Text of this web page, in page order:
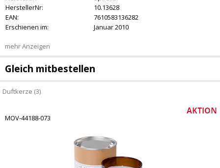
HerstellerNr:
10.13628
EAN:
7610583136282
Erschienen im:
Januar 2010
mehr Anzeigen
Gleich mitbestellen
Duftkerze (3)
MOV-44188-073